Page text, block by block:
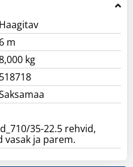
Haagitav
6 m
kg
518718
35-22.5 rehvid,
ja parem.